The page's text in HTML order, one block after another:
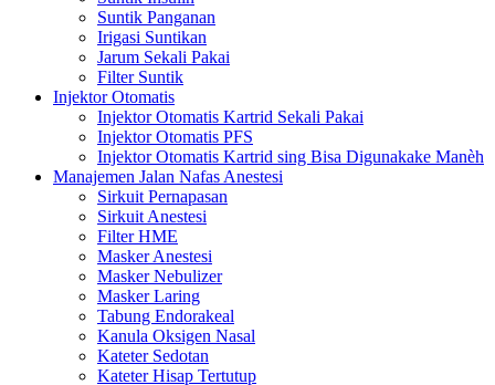
Suntik Panganan
Irigasi Suntikan
Jarum Sekali Pakai
Filter Suntik
Injektor Otomatis
Injektor Otomatis Kartrid Sekali Pakai
Injektor Otomatis PFS
Injektor Otomatis Kartrid sing Bisa Digunakake Manèh
Manajemen Jalan Nafas Anestesi
Sirkuit Pernapasan
Sirkuit Anestesi
Filter HME
Masker Anestesi
Masker Nebulizer
Masker Laring
Tabung Endorakeal
Kanula Oksigen Nasal
Kateter Sedotan
Kateter Hisap Tertutup